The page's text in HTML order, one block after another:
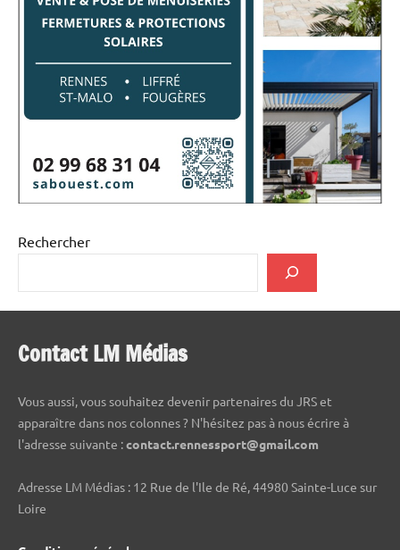
Rechercher
Contact LM Médias
Vous aussi, vous souhaitez devenir partenaires du JRS et
apparaître dans nos colonnes ? N'hésitez pas à nous écrire à
l'adresse suivante :contact.rennessport@gmail.com
Adresse LM Médias : 12 Rue de l'Ile de Ré, 44980 Sainte-Luce sur
Loire